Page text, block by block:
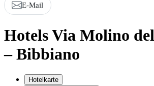
E-Mail
Hotels Via Molino
– Bibbiano
Hotelkarte